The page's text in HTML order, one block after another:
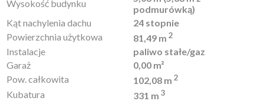
Wysokość budynku
podmurówką)
Kąt nachylenia dachu
24 stopnie
Powierzchnia użytkowa
81,49 m 2
Instalacje
paliwo stałe/gaz
Garaż
0,00 m²
Pow. całkowita
102,08 m 2
Kubatura 331 m 3